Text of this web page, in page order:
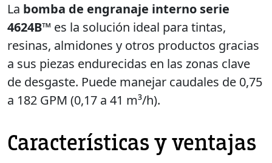
La bomba de engranaje interno serie
4624B™ es la solución ideal para tintas,
resinas, almidones y otros productos gracias
a sus piezas endurecidas en las zonas clave
de desgaste. Puede manejar caudales de 0,75
a 182 GPM (0,17 a 41 m³/h).
Características y ventajas